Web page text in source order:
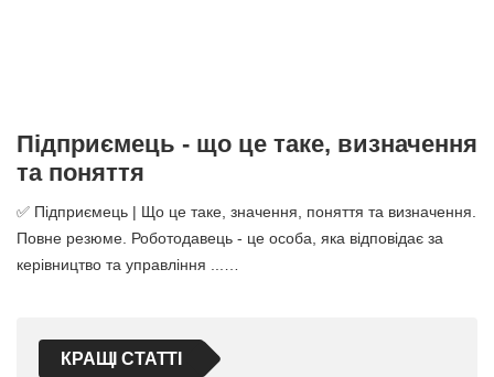
Підприємець - що це таке, визначення
та поняття
✅ Підприємець | Що це таке, значення, поняття та визначення.
Повне резюме. Роботодавець - це особа, яка відповідає за
керівництво та управління ...…
КРАЩІ СТАТТІ